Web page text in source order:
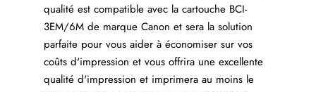
qualité est compatible avec la cartouche BCI-
3EM/6M de marque Canon et sera la solution
parfaite pour vous aider à économiser sur vos
coûts d'impression et vous offrira une excellente
qualité d'impression et imprimera au moins le